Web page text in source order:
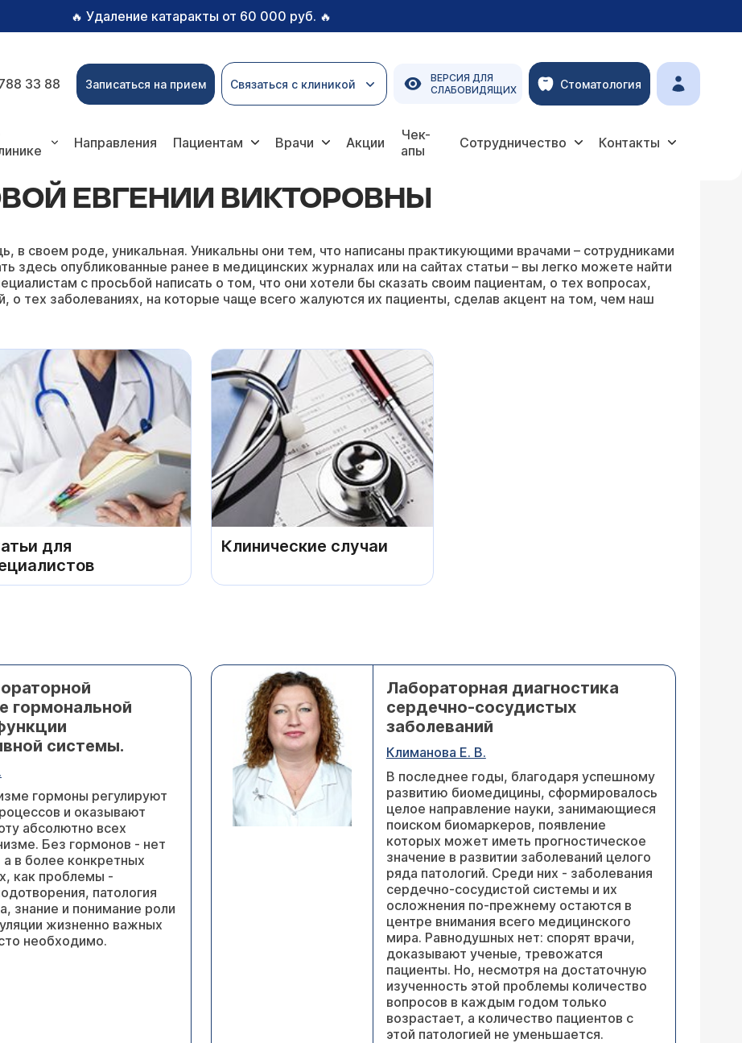
🔥 Удаление катаракты от 60 000 руб. 🔥
33 88 Записаться на прием Связаться с клиникой
ВЕРСИЯ ДЛЯ
СЛАБОВИДЯЩИХ
Стоматология
Направления Пациентам Врачи Акции
Чек-
апы
Сотрудничество Контакты
ЕВГЕНИИ ВИКТОРОВНЫ
в своем роде, уникальная. Уникальны они тем, что написаны практикующими врачами – сотрудниками
здесь опубликованные ранее в медицинских журналах или на сайтах статьи – вы легко можете найти
с просьбой написать о том, что они хотели бы сказать своим пациентам, о тех вопросах,
о тех заболеваниях, на которые чаще всего жалуются их пациенты, сделав акцент на том, чем наш
для
Клинические случаи
гормональной
системы.
гормоны регулируют
и оказывают
абсолютно всех
Без гормонов - нет
в более конкретных
как проблемы -
патология
знание и понимание роли
жизненно важных
необходимо.
Лабораторная диагностика
сердечно-сосудистых
заболеваний
Климанова Е. В.
В последнее годы, благодаря успешному
развитию биомедицины, сформировалось
целое направление науки, занимающиеся
поиском биомаркеров, появление
которых может иметь прогностическое
значение в развитии заболеваний целого
ряда патологий. Среди них - заболевания
сердечно-сосудистой системы и их
осложнения по-прежнему остаются в
центре внимания всего медицинского
мира. Равнодушных нет: спорят врачи,
доказывают ученые, тревожатся
пациенты. Но, несмотря на достаточную
изученность этой проблемы количество
вопросов в каждым годом только
возрастает, а количество пациентов с
этой патологией не уменьшается.